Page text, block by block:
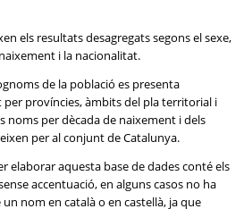
els resultats desagregats segons el sexe,
i la nacionalitat.
de la població es presenta
províncies, àmbits del pla territorial i
noms per dècada de naixement i dels
per al conjunt de Catalunya.
elaborar aquesta base de dades conté els
accentuació, en alguns casos no ha
nom en català o en castellà, ja que